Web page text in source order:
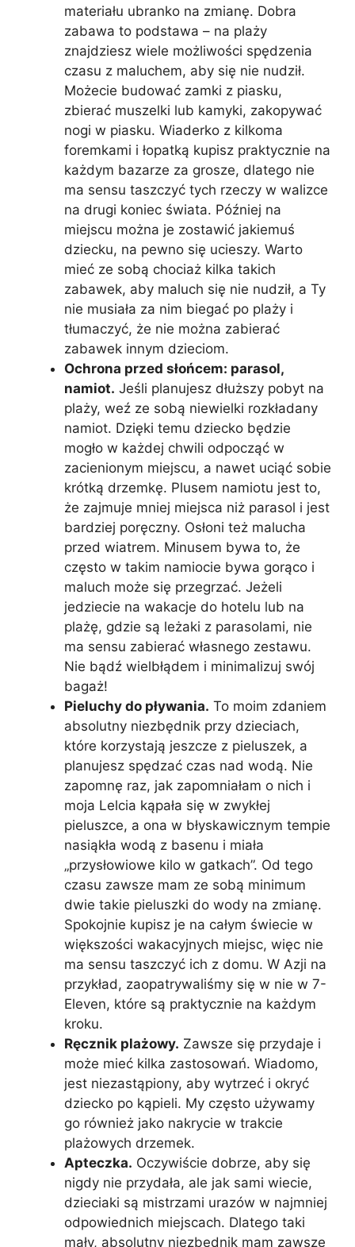
materiału ubranko na zmianę. Dobra
zabawa to podstawa – na plaży
znajdziesz wiele możliwości spędzenia
czasu z maluchem, aby się nie nudził.
Możecie budować zamki z piasku,
zbierać muszelki lub kamyki, zakopywać
nogi w piasku. Wiaderko z kilkoma
foremkami i łopatką kupisz praktycznie na
każdym bazarze za grosze, dlatego nie
ma sensu taszczyć tych rzeczy w walizce
na drugi koniec świata. Później na
miejscu można je zostawić jakiemuś
dziecku, na pewno się ucieszy. Warto
mieć ze sobą chociaż kilka takich
zabawek, aby maluch się nie nudził, a Ty
nie musiała za nim biegać po plaży i
tłumaczyć, że nie można zabierać
zabawek innym dzieciom.
Ochrona przed słońcem: parasol,
namiot. Jeśli planujesz dłuższy pobyt na
plaży, weź ze sobą niewielki rozkładany
namiot. Dzięki temu dziecko będzie
mogło w każdej chwili odpocząć w
zacienionym miejscu, a nawet uciąć sobie
krótką drzemkę. Plusem namiotu jest to,
że zajmuje mniej miejsca niż parasol i jest
bardziej poręczny. Osłoni też malucha
przed wiatrem. Minusem bywa to, że
często w takim namiocie bywa gorąco i
maluch może się przegrzać. Jeżeli
jedziecie na wakacje do hotelu lub na
plażę, gdzie są leżaki z parasolami, nie
ma sensu zabierać własnego zestawu.
Nie bądź wielbłądem i minimalizuj swój
bagaż!
Pieluchy do pływania. To moim zdaniem
absolutny niezbędnik przy dzieciach,
które korzystają jeszcze z pieluszek, a
planujesz spędzać czas nad wodą. Nie
zapomnę raz, jak zapomniałam o nich i
moja Lelcia kąpała się w zwykłej
pieluszce, a ona w błyskawicznym tempie
nasiąkła wodą z basenu i miała
„przysłowiowe kilo w gatkach”. Od tego
czasu zawsze mam ze sobą minimum
dwie takie pieluszki do wody na zmianę.
Spokojnie kupisz je na całym świecie w
większości wakacyjnych miejsc, więc nie
ma sensu taszczyć ich z domu. W Azji na
przykład, zaopatrywaliśmy się w nie w 7-
Eleven, które są praktycznie na każdym
kroku.
Ręcznik plażowy. Zawsze się przydaje i
może mieć kilka zastosowań. Wiadomo,
jest niezastąpiony, aby wytrzeć i okryć
dziecko po kąpieli. My często używamy
go również jako nakrycie w trakcie
plażowych drzemek.
Apteczka. Oczywiście dobrze, aby się
nigdy nie przydała, ale jak sami wiecie,
dzieciaki są mistrzami urazów w najmniej
odpowiednich miejscach. Dlatego taki
mały, absolutny niezbędnik mam zawsze